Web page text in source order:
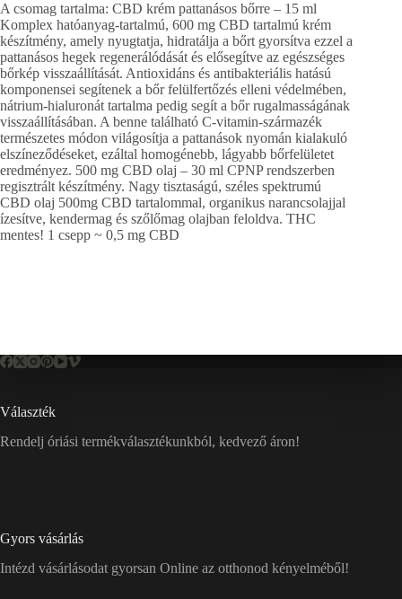
A csomag tartalma: CBD krém pattanásos bőrre – 15 ml
Komplex hatóanyag-tartalmú, 600 mg CBD tartalmú krém
készítmény, amely nyugtatja, hidratálja a bőrt gyorsítva ezzel a
pattanásos hegek regenerálódását és elősegítve az egészséges
bőrkép visszaállítását. Antioxidáns és antibakteriális hatású
komponensei segítenek a bőr felülfertőzés elleni védelmében,
nátrium-hialuronát tartalma pedig segít a bőr rugalmasságának
visszaállításában. A benne található C-vitamin-származék
természetes módon világosítja a pattanások nyomán kialakuló
elszíneződéseket, ezáltal homogénebb, lágyabb bőrfelületet
eredményez. 500 mg CBD olaj – 30 ml CPNP rendszerben
regisztrált készítmény. Nagy tisztaságú, széles spektrumú
CBD olaj 500mg CBD tartalommal, organikus narancsolajjal
ízesítve, kendermag és szőlőmag olajban feloldva. THC
mentes! 1 csepp ~ 0,5 mg CBD
Választék
Rendelj óriási termékválasztékunkból, kedvező áron!
Gyors vásárlás
Intézd vásárlásodat gyorsan Online az otthonod kényelméből!